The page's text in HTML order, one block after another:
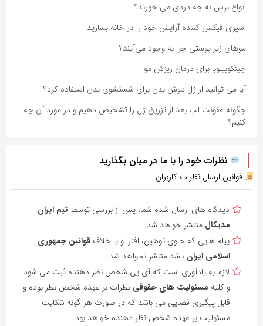
انواع برس به چه دردی می خورند؟
اسپری فیکس کننده آرایش خود را در خانه بسازید!
مو‌های زیر پوستی چرا به وجود می‌آیند؟
جینکوبیلوبا برای درمان ریزش مو
آیا می توانید از ژل دوش بدن برای شستشوی بدن استفاده کرد؟
چگونه عفونت لب بعد از تزریق ژل را تشخیص دهیم و در مورد آن چه
کنیم؟
نظرات خود را با ما در میان بگذارید
قوانین ارسال نظرات کاربران
دیدگاه های ارسال شده شما، پس از بررسی توسط تیم ایران
مدیکال منتشر خواهد شد.
پیام هایی که حاوی توهین، افترا و یا خلاف قوانین جمهوری
اسلامی ایران باشد منتشر نخواهد شد.
لازم به یادآوری است که آی پی شخص نظر دهنده ثبت می شود
و کلیه مسئولیت های حقوقی نظرات بر عهده شخص نظر بوده و
قابل پیگیری قضایی می باشد که در صورت هر گونه شکایت
مسئولیت بر عهده شخص نظر دهنده خواهد بود.